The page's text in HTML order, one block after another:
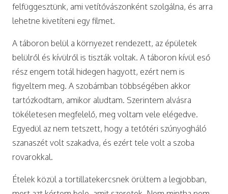
felfüggesztünk, ami vetítővászonként szolgálna, és arra
lehetne kivetíteni egy filmet.
A táboron belül a környezet rendezett, az épületek
belülről és kívülről is tiszták voltak. A táboron kívül eső
rész engem totál hidegen hagyott, ezért nem is
figyeltem meg. A szobámban többségében akkor
tartózkodtam, amikor aludtam. Szerintem alvásra
tökéletesen megfelelő, meg voltam vele elégedve.
Egyedül az nem tetszett, hogy a tetőtéri szúnyogháló
szanaszét volt szakadva, és ezért tele volt a szoba
rovarokkal.
Ételek közül a tortillatekercsnek örültem a legjobban,